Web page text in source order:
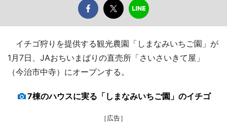
イチゴ狩りを提供する観光農園「しまなみいちご園」が
1月7日、JAおちいまばりの直売所「さいさいきて屋」
（今治市中寺）にオープンする。
7棟のハウスに実る「しまなみいちご園」のイチゴ
［広告］